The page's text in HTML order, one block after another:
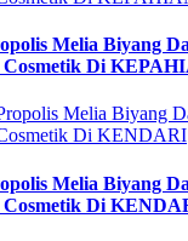
Melia Biyang
Cosmetik Di
Melia Biyang
Cosmetik Di